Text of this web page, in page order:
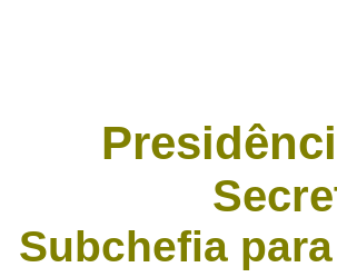
Subchefia